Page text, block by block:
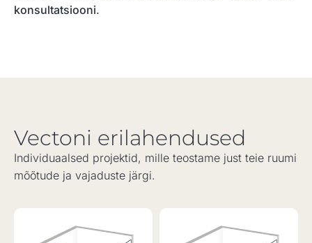
konsultatsiooni.
Vectoni erilahendused
Individuaalsed projektid, mille teostame just teie ruumi
mõõtude ja vajaduste järgi.